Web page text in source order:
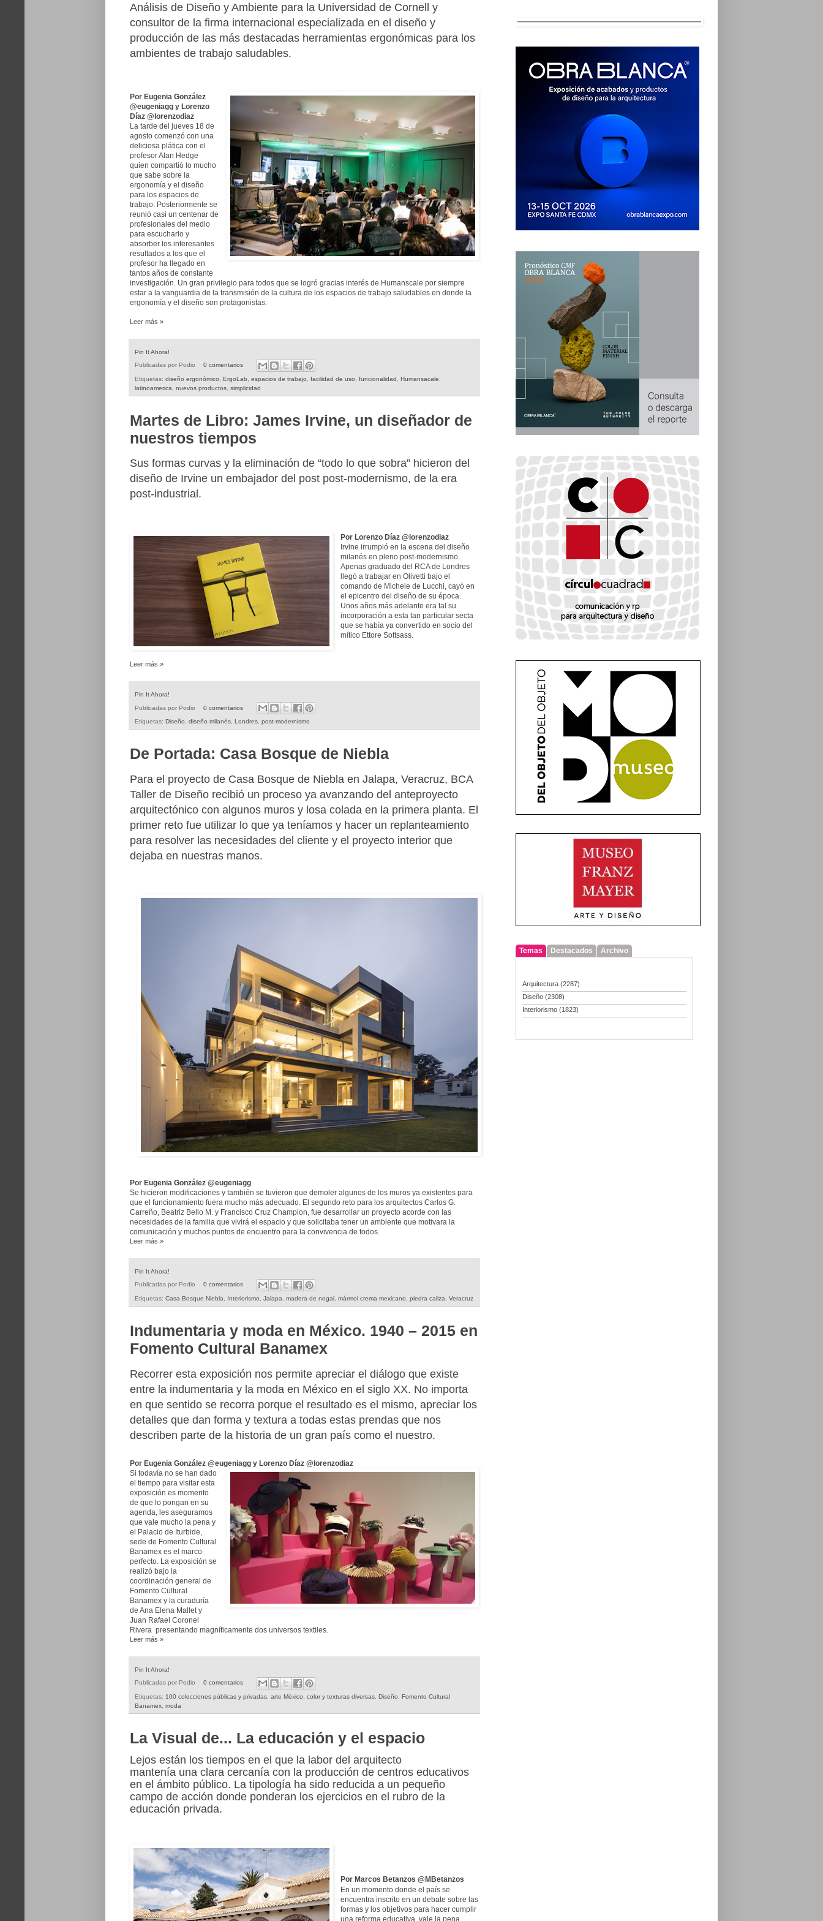
Análisis de Diseño y Ambiente para la Universidad de Cornell y
consultor de la firma internacional especializada en el diseño y
producción de las más destacadas herramientas ergonómicas para los
ambientes de trabajo saludables.
Por Eugenia González
@eugeniagg y Lorenzo
Díaz @lorenzodiaz
La tarde del jueves 18 de
agosto comenzó con una
deliciosa plática con el
profesor Alan Hedge
quien compartió lo mucho
que sabe sobre la
ergonomía y el diseño
para los espacios de
trabajo. Posteriormente se
reunió casi un centenar de
profesionales del medio
para escucharlo y
absorber los interesantes
resultados a los que el
profesor ha llegado en
tantos años de constante
investigación. Un gran privilegio para todos que se logró gracias interés de Humanscale por siempre
estar a la vanguardia de la transmisión de la cultura de los espacios de trabajo saludables en donde la
ergonomía y el diseño son protagonistas.
Leer más »
Pin It Ahora!
Publicadas por Podio 0 comentarios
Etiquetas: diseño ergonómico ErgoLab espacios de trabajo facilidad de uso funcionalidad Humansacale
latinoamerica
nuevos productos simplicidad
Martes de Libro: James Irvine, un diseñador de
nuestros tiempos
Sus formas curvas y la eliminación de “todo lo que sobra” hicieron del
diseño de Irvine un embajador del post post-modernismo, de la era
post-industrial.
Por Lorenzo Díaz @lorenzodiaz
Irvine irrumpió en la escena del diseño
milanés en pleno post-modernismo.
Apenas graduado del RCA de Londres
llegó a trabajar en Olivetti bajo el
comando de Michele de Lucchi, cayó en
el epicentro del diseño de su época.
Unos años más adelante era tal su
incorporación a esta tan particular secta
que se había ya convertido en socio del
mítico Ettore Sottsass.
Leer más »
Pin It Ahora!
Publicadas por Podio 0 comentarios
Etiquetas: Diseño, diseño milanés, Londres, post-modernismo
De Portada: Casa Bosque de Niebla
Para el proyecto de Casa Bosque de Niebla en Jalapa, Veracruz, BCA
Taller de Diseño recibió un proceso ya avanzando del anteproyecto
arquitectónico con algunos muros y losa colada en la primera planta. El
primer reto fue utilizar lo que ya teníamos y hacer un replanteamiento
para resolver las necesidades del cliente y el proyecto interior que
dejaba en nuestras manos.
Por Eugenia González @eugeniagg
Se hicieron modificaciones y también se tuvieron que demoler algunos de los muros ya existentes para
que el funcionamiento fuera mucho más adecuado. El segundo reto para los arquitectos Carlos G.
Carreño, Beatriz Bello M. y Francisco Cruz Champion, fue desarrollar un proyecto acorde con las
necesidades de la familia que vivirá el espacio y que solicitaba tener un ambiente que motivara la
comunicación y muchos puntos de encuentro para la convivencia de todos.
Leer más »
Pin It Ahora!
Publicadas por Podio 0 comentarios
Etiquetas: Casa Bosque Niebla Interiorismo Jalapa madera de nogal mármol crema mexicano piedra caliza Veracruz
Indumentaria y moda en México. 1940 – 2015 en
Fomento Cultural Banamex
Recorrer esta exposición nos permite apreciar el diálogo que existe
entre la indumentaria y la moda en México en el siglo XX. No importa
en que sentido se recorra porque el resultado es el mismo, apreciar los
detalles que dan forma y textura a todas estas prendas que nos
describen parte de la historia de un gran país como el nuestro.
Por Eugenia González @eugeniagg y Lorenzo Díaz @lorenzodiaz
Si todavía no se han dado
el tiempo para visitar esta
exposición es momento
de que lo pongan en su
agenda, les aseguramos
que vale mucho la pena y
el Palacio de Iturbide,
sede de Fomento Cultural
Banamex es el marco
perfecto. La exposición se
realizó bajo la
coordinación general de
Fomento Cultural
Banamex y la curaduría
de Ana Elena Mallet y
Juan Rafael Coronel
Rivera presentando magníficamente dos universos textiles.
Leer más »
Pin It Ahora!
Publicadas por Podio 0 comentarios
Etiquetas: 100 colecciones públicas y privadas arte México color y texturas diversas Diseño
Fomento Cultural
Banamex moda
La Visual de... La educación y el espacio
Lejos están los tiempos en el que la labor del arquitecto
mantenía una clara cercanía con la producción de centros educativos
en el ámbito público. La tipología ha sido reducida a un pequeño
campo de acción donde ponderan los ejercicios en el rubro de la
educación privada.
PorMarcos Betanzos @MBetanzos
En un momento donde el país se
encuentra inscrito en un debate sobre las
formas y los objetivos para hacer cumplir
una reforma educativa, vale la pena
Temas Destacados Archivo
Arquitectura (2287)
Diseño (2308)
Interiorismo (1823)